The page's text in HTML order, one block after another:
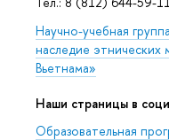
Научно-учебная
наследие этнических
Вьетнама»
Наши страницы в
Образовательная